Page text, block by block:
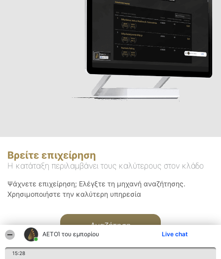
ΑΕΤΟΊ του εμπορίου Live chat
15:28
Βρείτε επιχείρηση
Η κατάταξη περιλαμβάνει τους καλύτερους στον κλάδο
Ψάχνετε επιχείρηση; Ελέγξτε τη μηχανή αναζήτησης.
Χρησιμοποιήστε την καλύτερη υπηρεσία
Αναζήτηση